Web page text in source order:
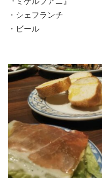
・シェフランチ
・ビール